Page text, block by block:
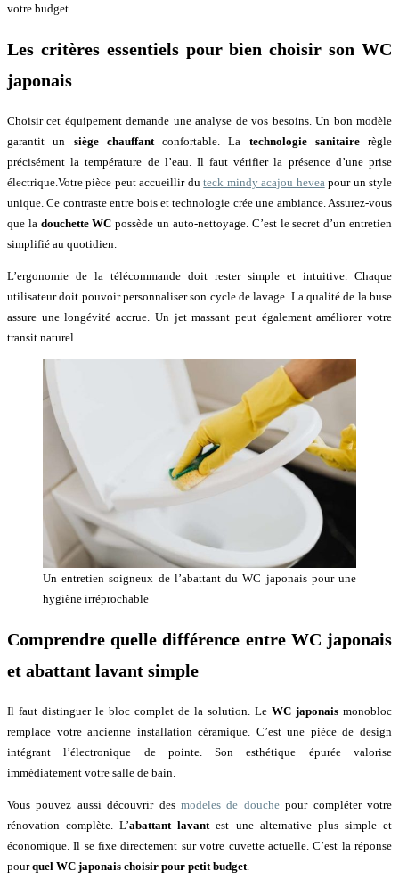
votre budget.
Les critères essentiels pour bien choisir son WC
japonais
Choisir cet équipement demande une analyse de vos besoins. Un bon modèle
garantit un siège chauffantconfortable. La technologie sanitairerègle
précisément la température de l’eau. Il faut vérifier la présence d’une prise
électrique.Votre pièce peut accueillir duteck mindy acajou hevea pour un style
unique. Ce contraste entre bois et technologie crée une ambiance. Assurez-vous
que la douchette WC possède un auto-nettoyage. C’est le secret d’un entretien
simplifié au quotidien.
L’ergonomie de la télécommande doit rester simple et intuitive. Chaque
utilisateur doit pouvoir personnaliser son cycle de lavage. La qualité de la buse
assure une longévité accrue. Un jet massant peut également améliorer votre
transit naturel.
Un entretien soigneux de l’abattant du WC japonais pour une
hygiène irréprochable
Comprendre quelle différence entre WC japonais
et abattant lavant simple
Il faut distinguer le bloc complet de la solution. Le WC japonais monobloc
remplace votre ancienne installation céramique. C’est une pièce de design
intégrant l’électronique de pointe. Son esthétique épurée valorise
immédiatement votre salle de bain.
Vous pouvez aussi découvrir des modeles de douchepour compléter votre
rénovation complète. L’abattant lavant est une alternative plus simple et
économique. Il se fixe directement sur votre cuvette actuelle. C’est la réponse
pourquel WC japonais choisir pour petit budget